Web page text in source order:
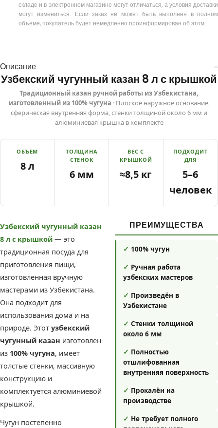
складе и в электронном магазине могут отличаться, а условия доставки
могут измениться. Если заказ не может быть выполнен в полном
объеме, покупатель будет немедленно проинформирован об этом.
Описание
Узбекский чугунный казан 8 л с крышкой
Традиционный казан ручной работы из Узбекистана,
изготовленный из 100% чугуна · Плоское наружное основание,
сферическая внутренняя форма, стенки толщиной около 6 мм и
алюминиевая крышка в комплекте
ОБЪЁМ
8 л
ТОЛЩИНА
СТЕНОК
6 мм
ВЕС С
КРЫШКОЙ
≈8,5 кг
ПОДХОДИТ
ДЛЯ
5–6
человек
Узбекский чугунный казан
8 л с крышкой — это
традиционная посуда для
приготовления пищи,
изготовленная вручную
мастерами из Узбекистана.
Она подходит для
использования дома и на
природе. Этот узбекский
чугунный казан изготовлен
из 100% чугуна, имеет
толстые стенки, массивную
конструкцию и
комплектуется алюминиевой
крышкой.
Чугун постепенно
ПРЕИМУЩЕСТВА
✓ 100% чугун
✓ Ручная работа
узбекских мастеров
✓ Произведён в
Узбекистане
✓ Стенки толщиной
около 6 мм
✓ Полностью
отшлифованная
внутренняя поверхность
✓ Прокалён на
производстве
✓ Не требует полного